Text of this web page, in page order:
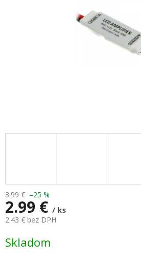
3.99 € –25 %
2.99 € / ks
2.43 € bez DPH
cena:
Skladom